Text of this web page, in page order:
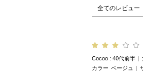
Cocoo 40代前半
カラー ベージュ